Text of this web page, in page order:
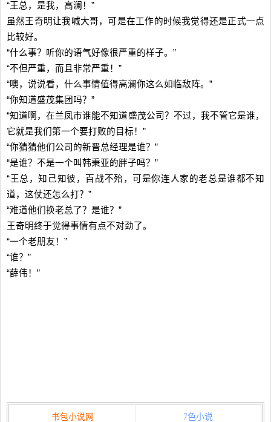
“王总，是我，高澜！”
虽然王奇明让我喊大哥，可是在工作的时候我觉得还是正式一点
比较好。
“什么事？听你的语气好像很严重的样子。”
“不但严重，而且非常严重！”
“噢，说说看，什么事情值得高澜你这么如临敌阵。”
“你知道盛茂集团吗？”
“知道啊，在兰凤市谁能不知道盛茂公司？不过，我不管它是谁，
它就是我们第一个要打败的目标！”
“你猜猜他们公司的新晋总经理是谁？”
“是谁？不是一个叫韩秉亚的胖子吗？”
“王总，知己知彼，百战不殆，可是你连人家的老总是谁都不知
道，这仗还怎么打？”
“难道他们换老总了？是谁？”
王奇明终于觉得事情有点不对劲了。
“一个老朋友！”
“谁？”
“薛伟！”
书包小说网 7色小说